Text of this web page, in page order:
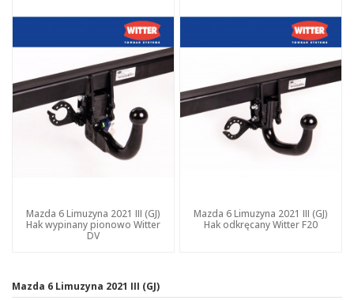
Mazda 6 Limuzyna 2021 III (GJ)
Hak wypinany pionowo Witter
DV
Mazda 6 Limuzyna 2021 III (GJ)
Hak odkręcany Witter F20
Mazda 6 Limuzyna 2021 III (GJ)